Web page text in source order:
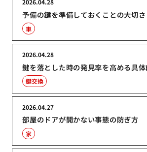
予備の鍵を準備しておくことの大切さ
2026.04.28
車
鍵を落とした時の発見率を高める具
2026.04.28
鍵交換
部屋のドアが開かない事態の防ぎ方
2026.04.27
家